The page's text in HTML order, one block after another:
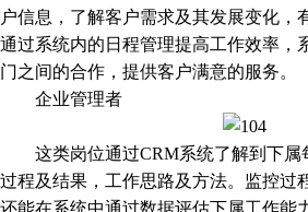
户信息，了解客户需求及其发展变化，
通过系统内的日程管理提高工作效率，
门之间的合作，提供客户满意的服务。
企业管理者
这类岗位通过CRM系统了解到下属
过程及结果，工作思路及方法。监控过
还能在系统中通过数据评估下属工作能